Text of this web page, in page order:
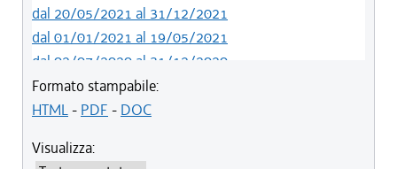
dal 20/05/2021 al 31/12/2021
dal 01/01/2021 al 19/05/2021
dal 02/07/2020 al 31/12/2020
dal 01/07/2020 al 01/07/2020
dal 21/05/2020 al 30/06/2020
dal 19/12/2019 al 31/12/2019
Formato stampabile:
HTML- PDF - DOC
Visualizza: